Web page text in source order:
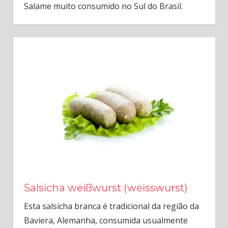
Salame muito consumido no Sul do Brasil.
Salsicha weißwurst (weisswurst)
Esta salsicha branca é tradicional da região da
Baviera, Alemanha, consumida usualmente